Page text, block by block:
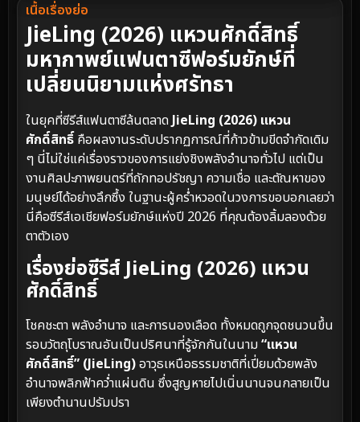
เนื้อเรื่องย่อ
JieLing (2026) แหวนศักดิ์สิทธิ์
มหากาพย์แฟนตาซีฟอร์มยักษ์ที่
เปลี่ยนนิยามแห่งศรัทธา
ในยุคที่ซีรีส์แฟนตาซีล้นตลาดJieLing (2026) แหวน
ศักดิ์สิทธิ์ คือผลงานระดับปรากฏการณ์ที่ก้าวข้ามขีดจำกัดเดิม
ๆ นี่ไม่ใช่แค่เรื่องราวของการแย่งชิงพลังอำนาจทั่วไป แต่เป็น
งานศิลปะภาพยนตร์ที่ถักทอปรัชญา ความเชื่อ และตัณหาของ
มนุษย์ได้อย่างลึกซึ้ง ในฐานะผู้คร่ำหวอดในวงการขอบอกเลยว่า
นี่คือซีรีส์เอเชียฟอร์มยักษ์แห่งปี 2026 ที่คุณต้องลิ้มลองด้วย
ตาตัวเอง
เรื่องย่อซีรีส์ JieLing (2026) แหวน
ศักดิ์สิทธิ์
โชคชะตา พลังอำนาจ และการนองเลือด ทั้งหมดถูกจุดชนวนขึ้น
รอบวัตถุโบราณอันเป็นปริศนาที่รู้จักกันในนาม“แหวน
ศักดิ์สิทธิ์” (JieLing)อาวุธเหนือธรรมชาติที่เปี่ยมด้วยพลัง
อำนาจพลิกฟ้าคว่ำแผ่นดิน ซึ่งสูญหายไปเนิ่นนานจนกลายเป็น
เพียงตำนานปรัมปรา